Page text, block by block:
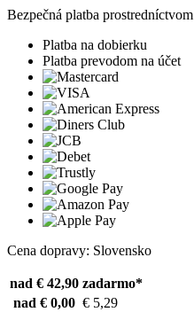
Bezpečná platba prostredníctvom
Platba na dobierku
Platba prevodom na účet
Cena dopravy: Slovensko
nad € 42,90 zadarmo*
nad € 0,00 € 5,29